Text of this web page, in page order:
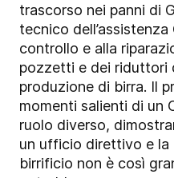
trascorso nei panni di
tecnico
controllo e alla
pozzetti e dei riduttori
produzione di birra. Il
momenti salienti di un
ruolo diverso,
un ufficio direttivo e la
birrificio non è così